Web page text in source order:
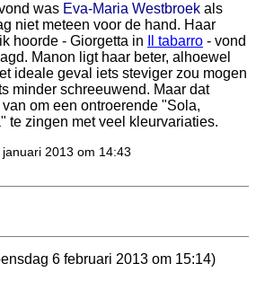
was Eva-Maria Westbroek als
niet meteen voor de hand. Haar
hoorde - Giorgetta in
Il tabarro - vond
Manon ligt haar beter, alhoewel
ideale geval iets steviger zou mogen
minder schreeuwend. Maar dat
om een ontroerende "Sola,
te zingen met veel kleurvariaties.
2013 om 14:43
6 februari 2013 om 15:14)